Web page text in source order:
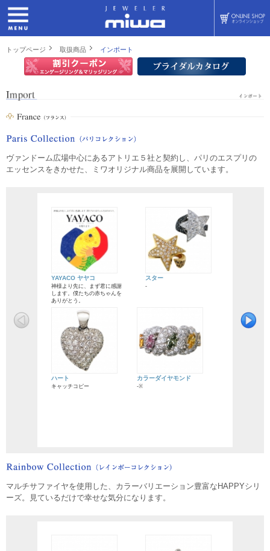
トップページ 取扱商品 インポート
ヴァンドーム広場中心にあるアトリエ５社と契約し、パリのエスプリの
エッセンスをきかせた、ミワオリジナル商品を展開しています。
YAYACO ヤヤコ
神様より先に、まず君に感謝
します。僕たちの赤ちゃんを
ありがとう。
スター
-
ハート
キャッチコピー
カラーダイヤモンド
-※
マルチサファイヤを使用した、カラーバリエーション豊富なHAPPYシリ
ーズ。見ているだけで幸せな気分になります。